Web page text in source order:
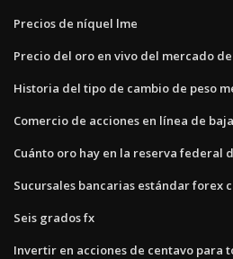
Precios de níquel lme
Precio del oro en vivo del mercado
Historia del tipo de cambio de peso
Comercio de acciones en línea de
Cuánto oro hay en la reserva federal
Sucursales bancarias estándar forex
Seis grados fx
Invertir en acciones de centavo para